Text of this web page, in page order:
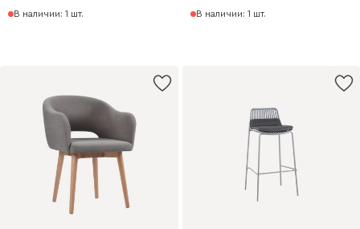
В наличии: 1 шт. В наличии: 1 шт.